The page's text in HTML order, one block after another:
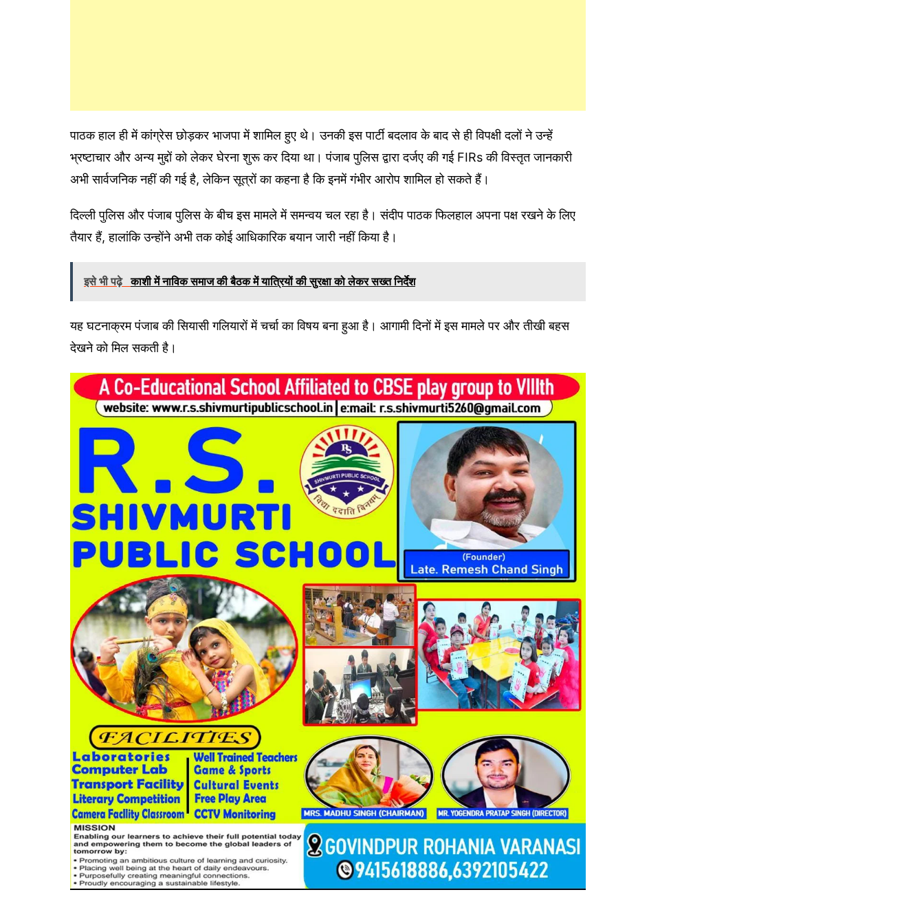
पाठक हाल ही में कांग्रेस छोड़कर भाजपा में शामिल हुए थे। उनकी इस पार्टी बदलाव के बाद से ही विपक्षी दलों ने उन्हें
भ्रष्टाचार और अन्य मुद्दों को लेकर घेरना शुरू कर दिया था। पंजाब पुलिस द्वारा दर्जए की गई FIRs की विस्तृत जानकारी
अभी सार्वजनिक नहीं की गई है, लेकिन सूत्रों का कहना है कि इनमें गंभीर आरोप शामिल हो सकते हैं।
दिल्ली पुलिस और पंजाब पुलिस के बीच इस मामले में समन्वय चल रहा है। संदीप पाठक फिलहाल अपना पक्ष रखने के लिए
तैयार हैं, हालांकि उन्होंने अभी तक कोई आधिकारिक बयान जारी नहीं किया है।
इसे भी पढ़े काशी में नाविक समाज की बैठक में यात्रियों की सुरक्षा को लेकर सख्त निर्देश
यह घटनाक्रम पंजाब की सियासी गलियारों में चर्चा का विषय बना हुआ है। आगामी दिनों में इस मामले पर और तीखी बहस
देखने को मिल सकती है।